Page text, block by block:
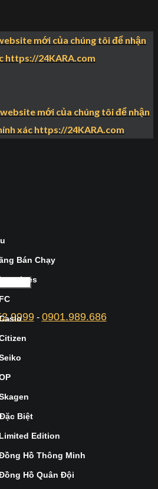
mới của chúng tôi để nhận
https://24KARA.com
mới của chúng tôi để nhận
xác https://24KARA.com
- 0901.989.686
Bán Chạy
FC
Biệt
Limited Edition
Hồ Thông Minh
Hồ Quân Đội